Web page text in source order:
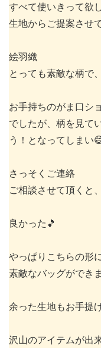
すべて使いきって欲
生地からご提案させ
絵羽織
とっても素敵な柄で
お手持ちのがま口シ
でしたが、柄を見て
う！となってしまい
さっそくご連絡
ご相談させて頂くと
良かった🎵
やっぱりこちらの形
素敵なバッグができ
余った生地もお手提
沢山のアイテムが出